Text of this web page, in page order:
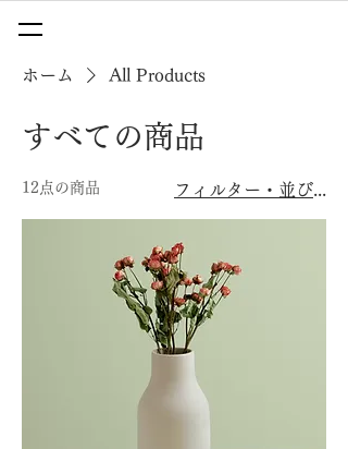
ホーム All Products
すべての商品
12点の商品 フィルター・並び替え